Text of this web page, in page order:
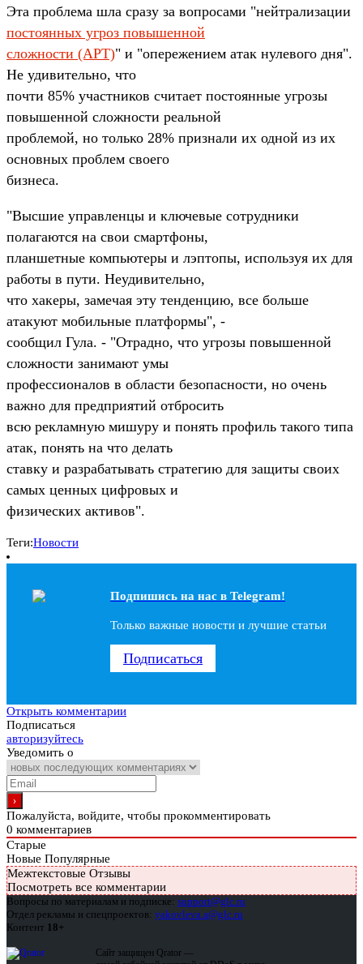
Эта проблема шла сразу за вопросами "нейтрализации
постоянных угроз повышенной
сложности (APT)" и "опережением атак нулевого дня".
Не удивительно, что
почти 85% участников считает постоянные угрозы
повышенной сложности реальной
проблемой, но только 28% признали их одной из их
основных проблем своего
бизнеса.
"Высшие управленцы и ключевые сотрудники
полагаются на свои смартфоны,
планшетные компьютеры и лэптопы, используя их для
работы в пути. Неудивительно,
что хакеры, замечая эту тенденцию, все больше
атакуют мобильные платформы", -
сообщил Гула. - "Отрадно, что угрозы повышенной
сложности занимают умы
профессионалов в области безопасности, но очень
важно для предприятий отбросить
всю рекламную мишуру и понять профиль такого типа
атак, понять на что делать
ставку и разрабатывать стратегию для защиты своих
самых ценных цифровых и
физических активов".
Теги:Новости
Подпишись на наc в Telegram!
Только важные новости и лучшие статьи
Подписаться
Открыть комментарии
Подписаться
авторизуйтесь
Уведомить о
Пожалуйста, войдите, чтобы прокомментировать
0 комментариев
Старые
Новые Популярные
Межтекстовые Отзывы
Посмотреть все комментарии
Вопросы по материалам и подписке: support@glc.ru
Отдел рекламы и спецпроектов: yakovleva.a@glc.ru
Контент 18+
Сайт защищен Qrator —